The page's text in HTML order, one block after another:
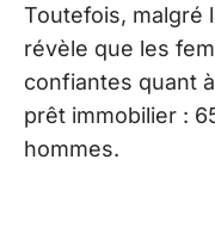
Toutefois, malgré
révèle que les
confiantes quant
prêt immobilier :
hommes.